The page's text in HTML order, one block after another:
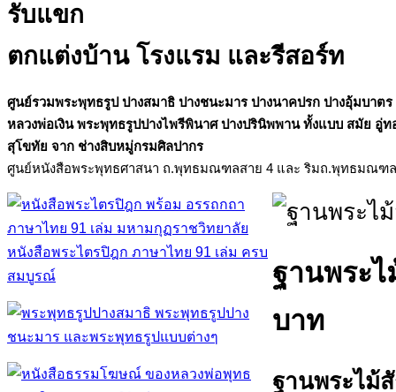
รับแขก
ตกแต่งบ้าน โรงแรม และรีสอร์ท
ศูนย์รวมพระพุทธรูป ปางสมาธิ ปางชนะมาร ปางนาคปรก ปางอุ้มบาตร
หลวงพ่อเงิน พระพุทธรูปปางไพรีพินาศ ปางปรินิพพาน ทั้งแบบ สมัย อู่
สุโขทัย จาก ช่างสิบหมู่กรมศิลปากร
ศูนย์หนังสือพระพุทธศาสนา ถ.พุทธมณฑลสาย 4 และ ริมถ.พุทธมณฑ
หนังสือพระไตรปิฎก ภาษาไทย 91 เล่ม ครบ
สมบูรณ์
ฐานพระไ
บาท
ฐานพระไม้